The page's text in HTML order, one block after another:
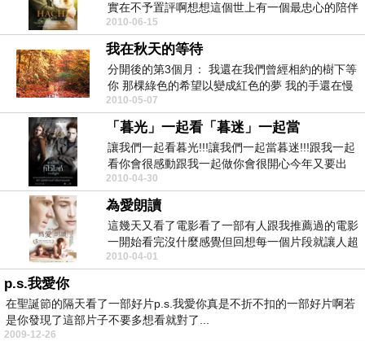
實在不予置評啊想想這個世上有一個最忠心的陪伴
不也很幸福在...
2010-06-15
我在秋天的等待
分開後的第3個月： 我還在我們曾經相約的樹下等
你 那棵綠色的希望以變成紅色的夢 我的手還在慢
慢...
2010-05-07
「暮光」一起看「暮迷」一起當
讓我們一起看暮光!!!讓我們一起當暮迷!!!跟我一起
看你會很感動跟我一起做你會很開心今年又要出
〝蝕〞...
2010-04-30
為愛朗讀
這幾天又看了電影看了一部有人跟我推薦過的電影
一開始看完沒什麼感覺但回想每一個片段就讓人超
想鼻酸我想這...
2010-04-01
p.s.我愛你
在聖誕節的隔天看了一部好片p.s.我愛你真是不折不扣的一部好片啊若
是你發現了這部片子不要多想看就對了...
2009-12-26